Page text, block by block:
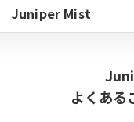
Juniper Mist
よくある